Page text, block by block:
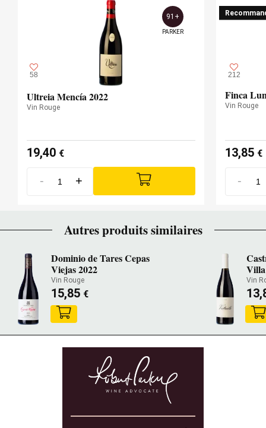
58
91+
PARKER
Ultreia Mencía 2022
Vin Rouge
19,40 €
- +
212
Finca
Vin Rouge
13,85 €
-
Autres produits similaires
Dominio de Tares Cepas
Viejas 2022
Vin Rouge
15,85 €
Vin